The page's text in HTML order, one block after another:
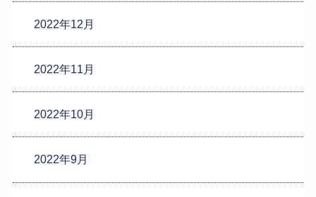
2022年12月
2022年11月
2022年10月
2022年9月